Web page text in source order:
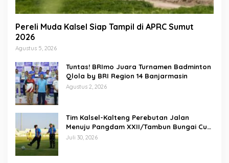
Pereli Muda Kalsel Siap Tampil di APRC Sumut
2026
Agustus 5, 2026
Tuntas! BRImo Juara Turnamen Badminton
Qlola by BRI Region 14 Banjarmasin
Agustus 2, 2026
Tim Kalsel-Kalteng Perebutan Jalan
Menuju Pangdam XXII/Tambun Bungai Cup
Banjarmasin
Juli 30, 2026